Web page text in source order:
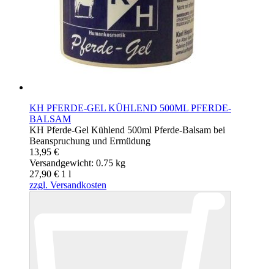
KH PFERDE-GEL KÜHLEND 500ML PFERDE-
BALSAM
KH Pferde-Gel Kühlend 500ml Pferde-Balsam bei
Beanspruchung und Ermüdung
13,95 €
Versandgewicht: 0.75 kg
27,90 € 1 l
zzgl. Versandkosten